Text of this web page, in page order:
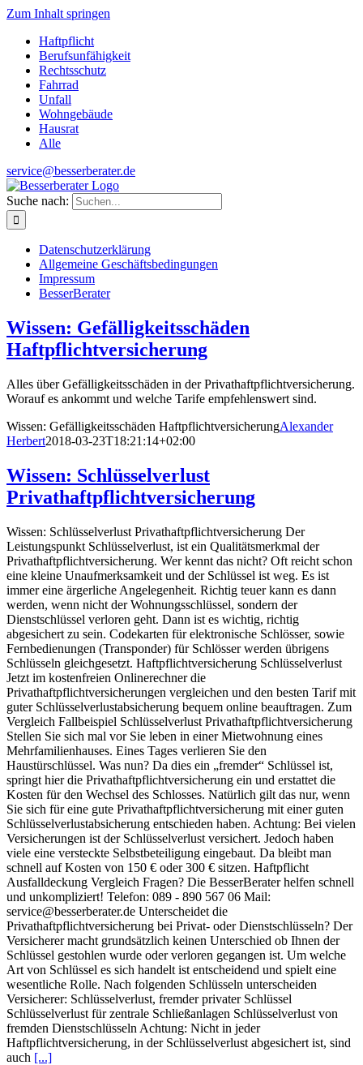
Zum Inhalt springen
Haftpflicht
Berufsunfähigkeit
Rechtsschutz
Fahrrad
Unfall
Wohngebäude
Hausrat
Alle
service@besserberater.de
Suche nach:
Datenschutzerklärung
Allgemeine Geschäftsbedingungen
Impressum
BesserBerater
Wissen: Gefälligkeitsschäden
Haftpflichtversicherung
Alles über Gefälligkeitsschäden in der Privathaftpflichtversicherung.
Worauf es ankommt und welche Tarife empfehlenswert sind.
Wissen: Gefälligkeitsschäden HaftpflichtversicherungAlexander
Herbert2018-03-23T18:21:14+02:00
Wissen: Schlüsselverlust
Privathaftpflichtversicherung
Wissen: Schlüsselverlust Privathaftpflichtversicherung Der
Leistungspunkt Schlüsselverlust, ist ein Qualitätsmerkmal der
Privathaftpflichtversicherung. Wer kennt das nicht? Oft reicht schon
eine kleine Unaufmerksamkeit und der Schlüssel ist weg. Es ist
immer eine ärgerliche Angelegenheit. Richtig teuer kann es dann
werden, wenn nicht der Wohnungsschlüssel, sondern der
Dienstschlüssel verloren geht. Dann ist es wichtig, richtig
abgesichert zu sein. Codekarten für elektronische Schlösser, sowie
Fernbedienungen (Transponder) für Schlösser werden übrigens
Schlüsseln gleichgesetzt. Haftpflichtversicherung Schlüsselverlust
Jetzt im kostenfreien Onlinerechner die
Privathaftpflichtversicherungen vergleichen und den besten Tarif mit
guter Schlüsselverlustabsicherung bequem online beauftragen. Zum
Vergleich Fallbeispiel Schlüsselverlust Privathaftpflichtversicherung
Stellen Sie sich mal vor Sie leben in einer Mietwohnung eines
Mehrfamilienhauses. Eines Tages verlieren Sie den
Haustürschlüssel. Was nun? Da dies ein „fremder“ Schlüssel ist,
springt hier die Privathaftpflichtversicherung ein und erstattet die
Kosten für den Wechsel des Schlosses. Natürlich gilt das nur, wenn
Sie sich für eine gute Privathaftpflichtversicherung mit einer guten
Schlüsselverlustabsicherung entschieden haben. Achtung: Bei vielen
Versicherungen ist der Schlüsselverlust versichert. Jedoch haben
viele eine versteckte Selbstbeteiligung eingebaut. Da bleibt man
schnell auf Kosten von 150 € oder 300 € sitzen. Haftpflicht
Ausfalldeckung Vergleich Fragen? Die BesserBerater helfen schnell
und unkompliziert! Telefon: 089 - 890 567 06 Mail:
service@besserberater.de Unterscheidet die
Privathaftpflichtversicherung bei Privat- oder Dienstschlüsseln? Der
Versicherer macht grundsätzlich keinen Unterschied ob Ihnen der
Schlüssel gestohlen wurde oder verloren gegangen ist. Um welche
Art von Schlüssel es sich handelt ist entscheidend und spielt eine
wesentliche Rolle. Nach folgenden Schlüsseln unterscheiden
Versicherer: Schlüsselverlust, fremder privater Schlüssel
Schlüsselverlust für zentrale Schließanlagen Schlüsselverlust von
fremden Dienstschlüsseln Achtung: Nicht in jeder
Haftpflichtversicherung, in der Schlüsselverlust abgesichert ist, sind
auch [...]